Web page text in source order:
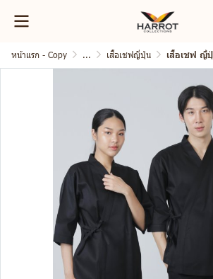
หน้าแรก - Copy ... เสื้อเชฟญี่ปุ่น เสื้อเชฟ ญี่ปุ่